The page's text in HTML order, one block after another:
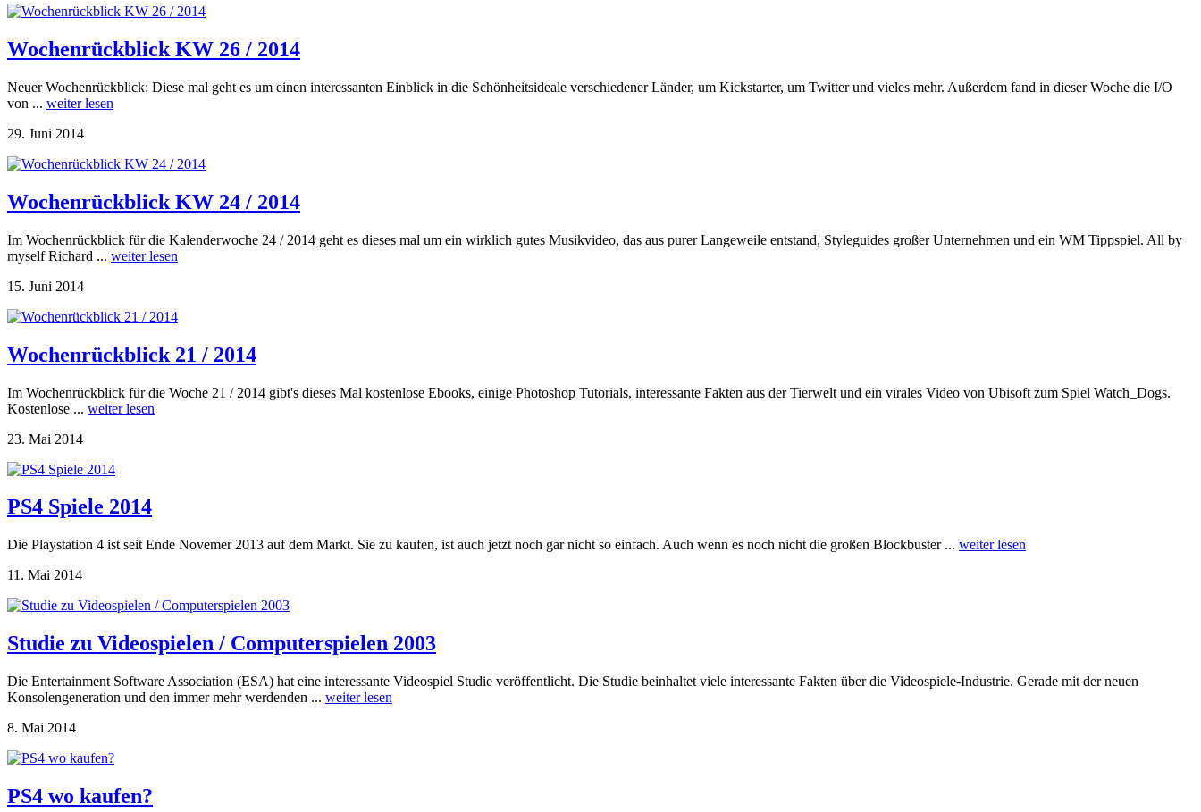
Wochenrückblick KW 26 / 2014
Neuer Wochenrückblick: Diese mal geht es um einen interessanten Einblick in die Schönheitsideale verschiedener Länder, um Kickstarter, um Twitter und vieles mehr. Außerdem fand in dieser Woche die I/O
von ... weiter lesen
29. Juni 2014
Wochenrückblick KW 24 / 2014
Im Wochenrückblick für die Kalenderwoche 24 / 2014 geht es dieses mal um ein wirklich gutes Musikvideo, das aus purer Langeweile entstand, Styleguides großer Unternehmen und ein WM Tippspiel. All by
myself Richard ... weiter lesen
15. Juni 2014
Wochenrückblick 21 / 2014
Im Wochenrückblick für die Woche 21 / 2014 gibt's dieses Mal kostenlose Ebooks, einige Photoshop Tutorials, interessante Fakten aus der Tierwelt und ein virales Video von Ubisoft zum Spiel Watch_Dogs.
Kostenlose ... weiter lesen
23. Mai 2014
PS4 Spiele 2014
Die Playstation 4 ist seit Ende Novemer 2013 auf dem Markt. Sie zu kaufen, ist auch jetzt noch gar nicht so einfach. Auch wenn es noch nicht die großen Blockbuster ... weiter lesen
11. Mai 2014
Studie zu Videospielen / Computerspielen 2003
Die Entertainment Software Association (ESA) hat eine interessante Videospiel Studie veröffentlicht. Die Studie beinhaltet viele interessante Fakten über die Videospiele-Industrie. Gerade mit der neuen
Konsolengeneration und den immer mehr werdenden ... weiter lesen
8. Mai 2014
PS4 wo kaufen?